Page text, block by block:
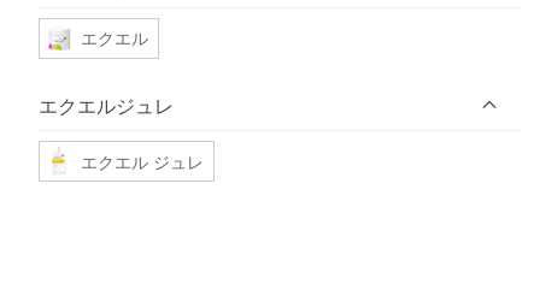
エクエル
エクエルジュレ
エクエル ジュレ